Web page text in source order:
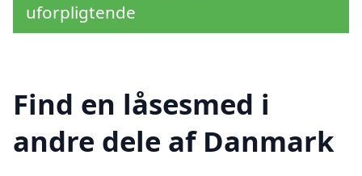
uforpligtende
Find en låsesmed i
andre dele af Danmark